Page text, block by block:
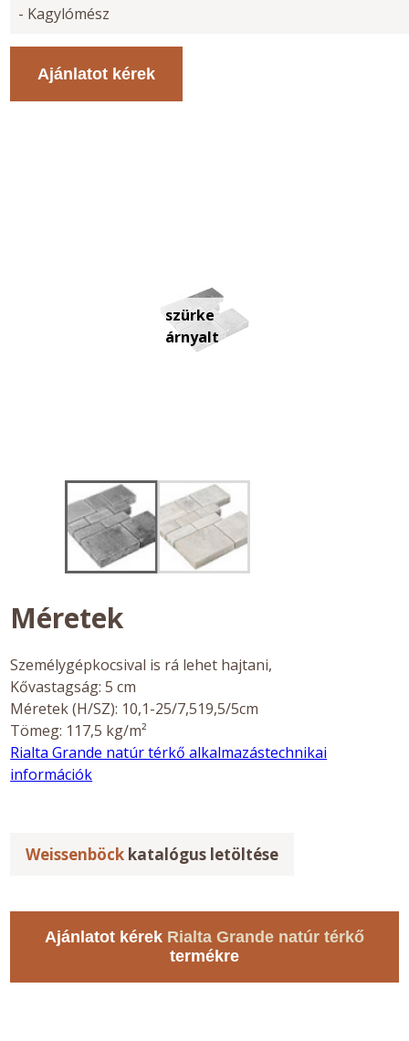
- Kagylómész
Ajánlatot kérek
szürke
árnyalt
Méretek
Személygépkocsival is rá lehet hajtani,
Kővastagság: 5 cm
Méretek (H/SZ): 10,1-25/7,519,5/5cm
Tömeg: 117,5 kg/m²
Rialta Grande natúr térkő alkalmazástechnikai
információk
Weissenböck katalógus letöltése
Ajánlatot kérek Rialta Grande natúr térkő
termékre